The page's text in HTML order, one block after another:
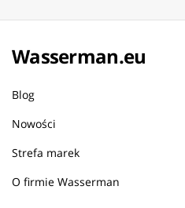
Wasserman.eu
Blog
Nowości
Strefa marek
O firmie Wasserman